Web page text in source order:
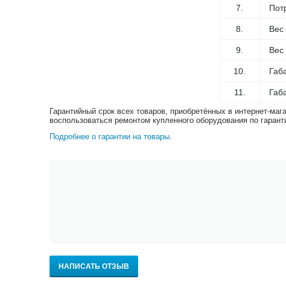
7.
8. Вес
9. Вес
10.
11.
Гарантийный срок всех товаров, приобретённых в интернет-
воспользоваться ремонтом купленного оборудования по
Подробнее о гарантии на товары.
НАПИСАТЬ ОТЗЫВ